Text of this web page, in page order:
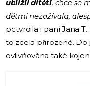
ublížil dítěti, chce se
dětmi nezažívala,
potvrdila i paní Jana
to zcela přirozené. Do
ovlivňována také